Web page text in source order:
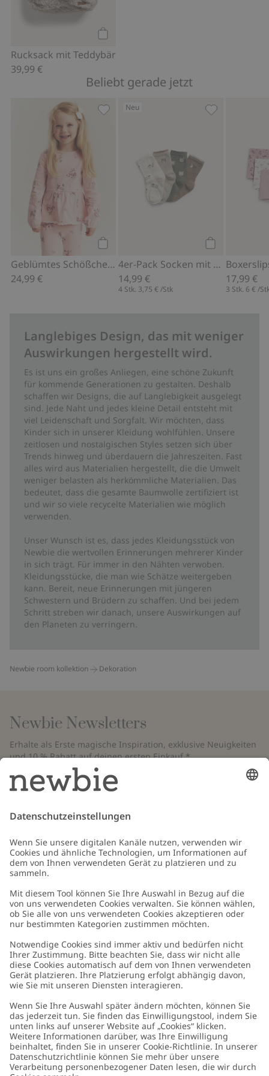
Rucksack mit Teddybär
39,99 €
Beliebt gerade jetzt
Geblümtes Schößchen-Oberteil mit langen Ärmeln
24,99 €
Neu
4er-Pack Socken mit Waldmotiv
14,99 €
4 Stk. 3,75 € /Stk
17,99 €
3 Stk. 6 € /
Langlebiges Design, das mit weniger
Auswirkungen hergestellt wird.
Es ist uns ein großes Anliegen, eine schöne Zukunft
für kommende Generationen zu gestalten. Deshalb
schaffen wir Designs, die auf Langlebigkeit ausgelegt
sind. Jede Naht und jedes kleine Detail entsteht mit
viel Leidenschaft und Sorgfalt. Wir möchten, dass
Kinder sich in unserer Kleidung wohlfühlen. Unsere
zeitlosen und nostalgischen Styles setzen sich über
Trends hinweg und überdauern die Jahreszeiten. Fast
alles wird aus Materialien hergestellt, die die Umwelt
weniger belasten als herkömmliche Materialien. Das
bedeutet, dass die gesamte Baumwolle zertifiziert ist
und wir so viele recycelte Materialien wie möglich
verwenden.
Unser Wunsch ist es, dass jedes Kleidungsstück von
Newbie die wertvollen Erinnerungen mehrerer Kinder
in sich trägt. Für immer in den Nähten verwoben.
Kleidungsstücke, die man wie Schätze weitergeben
kann. Bereit, neue Erinnerungen mit jüngeren
Schwestern und Brüdern zu schaffen. Und bei jedem
Schritt streben wir danach, unsere Auswirkungen auf
den Planeten zu verringern.
Newbie room kollektion Dekoration
Newbie Newsletters
Erhalte als Erste magische Inspiration, exklusive Neuigkeiten
und 10 % Rabatt auf deinen ersten Einkauf.*
*Gilt nur für deine erste Bestellung und ist nicht mit anderen Rabatten
oder Angeboten kombinierbar. Gilt nicht für limitierte Artikel. Bitte
überprüfe deinen Spam-Ordner. Lies unsere
Schicken
Kundenservice
Kontaktieren Sie uns
FAQ
Barrierefreiheit
Datenschutzrichtlinie
Über uns
Über Newbie
Nachhaltigkeit
Impressum
Germany Standort ändern
Cookies